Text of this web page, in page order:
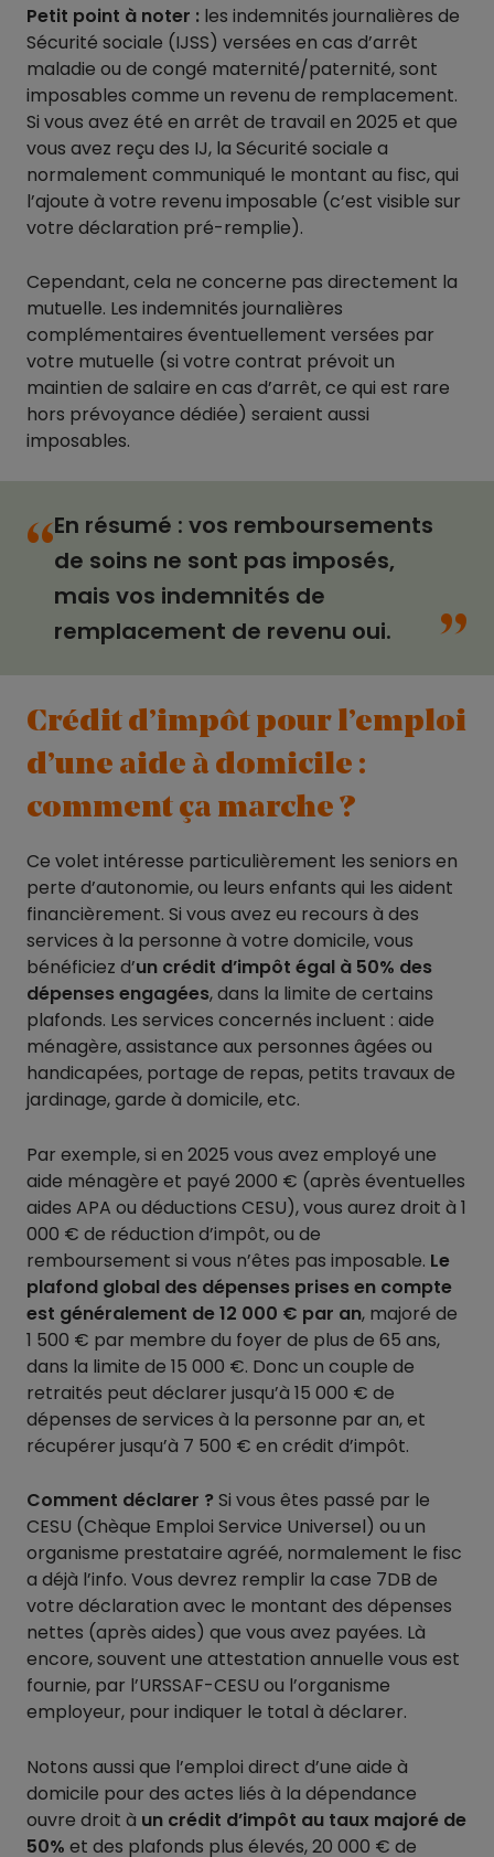
Petit point à noter : les indemnités journalières de
Sécurité sociale (IJSS) versées en cas d’arrêt
maladie ou de congé maternité/paternité, sont
imposables comme un revenu de remplacement.
Si vous avez été en arrêt de travail en 2025 et que
vous avez reçu des IJ, la Sécurité sociale a
normalement communiqué le montant au fisc, qui
l’ajoute à votre revenu imposable (c’est visible sur
votre déclaration pré-remplie).
Cependant, cela ne concerne pas directement la
mutuelle. Les indemnités journalières
complémentaires éventuellement versées par
votre mutuelle (si votre contrat prévoit un
maintien de salaire en cas d’arrêt, ce qui est rare
hors prévoyance dédiée) seraient aussi
imposables.
“En résumé : vos remboursements
de soins ne sont pas imposés,
mais vos indemnités de
remplacement de revenu oui.
“
Crédit d’impôt pour l’emploi
d’une aide à domicile :
comment ça marche ?
Ce volet intéresse particulièrement les seniors en
perte d’autonomie, ou leurs enfants qui les aident
financièrement. Si vous avez eu recours à des
services à la personne à votre domicile, vous
bénéficiez d’un crédit d’impôt égal à 50% des
dépenses engagées, dans la limite de certains
plafonds. Les services concernés incluent : aide
ménagère, assistance aux personnes âgées ou
handicapées, portage de repas, petits travaux de
jardinage, garde à domicile, etc.
Par exemple, si en 2025 vous avez employé une
aide ménagère et payé 2000 € (après éventuelles
aides APA ou déductions CESU), vous aurez droit à 1
000 € de réduction d’impôt, ou de
remboursement si vous n’êtes pas imposable. Le
plafond global des dépenses prises en compte
est généralement de 12 000 € par an, majoré de
1 500 € par membre du foyer de plus de 65 ans,
dans la limite de 15 000 €. Donc un couple de
retraités peut déclarer jusqu’à 15 000 € de
dépenses de services à la personne par an, et
récupérer jusqu’à 7 500 € en crédit d’impôt.
Comment déclarer ? Si vous êtes passé par le
CESU (Chèque Emploi Service Universel) ou un
organisme prestataire agréé, normalement le fisc
a déjà l’info. Vous devrez remplir la case 7DB de
votre déclaration avec le montant des dépenses
nettes (après aides) que vous avez payées. Là
encore, souvent une attestation annuelle vous est
fournie, par l’URSSAF-CESU ou l’organisme
employeur, pour indiquer le total à déclarer.
Notons aussi que l’emploi direct d’une aide à
domicile pour des actes liés à la dépendance
ouvre droit à un crédit d’impôt au taux majoré de
50% et des plafonds plus élevés, 20 000 € de